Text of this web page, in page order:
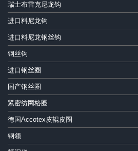
瑞士布雷克尼龙钩
进口料尼龙钩
进口料尼龙钢丝钩
钢丝钩
进口钢丝圈
国产钢丝圈
紧密纺网格圈
德国Accotex皮辊皮圈
钢领